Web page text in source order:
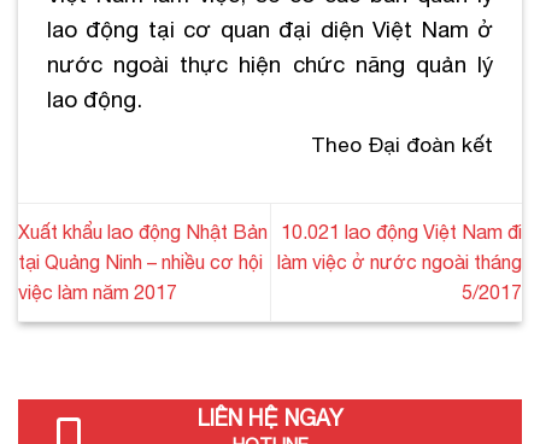
lao động tại cơ quan đại diện Việt Nam ở
nước ngoài thực hiện chức năng quản lý
lao động.
Theo Đại đoàn kết
Xuất khẩu lao động Nhật Bản
tại Quảng Ninh – nhiều cơ hội
việc làm năm 2017
10.021 lao động Việt Nam đi
làm việc ở nước ngoài tháng
5/2017
LIÊN HỆ NGAY